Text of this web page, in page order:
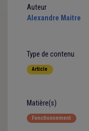
Auteur
Alexandre Maitre
Type de contenu
Article
Matière(s)
Fonctionnement